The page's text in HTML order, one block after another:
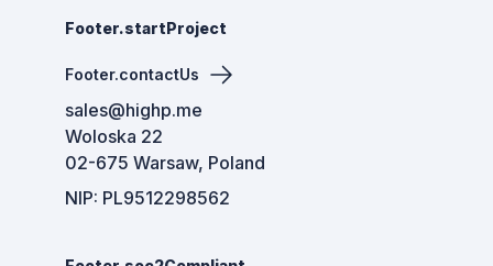
Footer.startProject
Footer.contactUs
sales@highp.me
Woloska 22
02-675 Warsaw, Poland
NIP: PL9512298562